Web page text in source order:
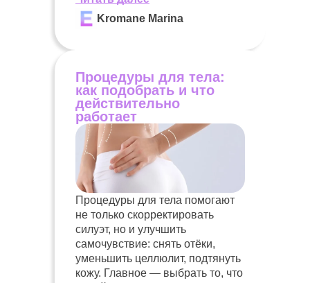
Kromane Marina
Процедуры для тела:
как подобрать и что
действительно
работает
Процедуры для тела помогают
не только скорректировать
силуэт, но и улучшить
самочувствие: снять отёки,
уменьшить целлюлит, подтянуть
кожу. Главное — выбрать то, что